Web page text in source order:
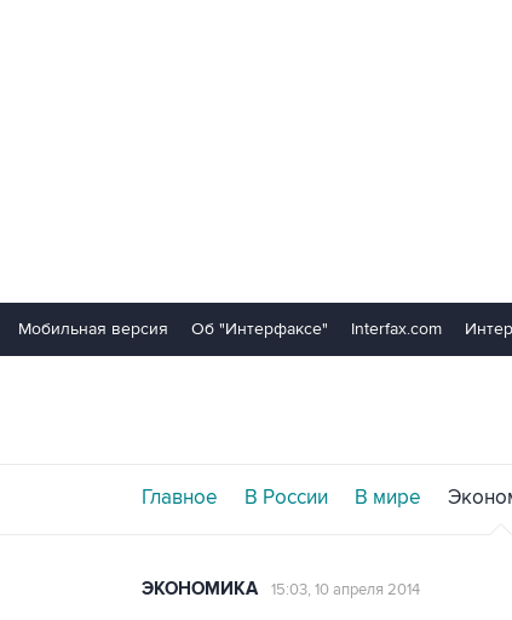
Мобильная версия Об "Интерфаксе" Interfax.com
Главное В России В мире
ЭКОНОМИКА 15:03, 10 апреля 2014